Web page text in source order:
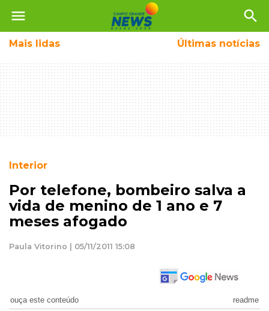
menu search
Mais lidas Últimas notícias
Interior
Por telefone, bombeiro salva a
vida de menino de 1 ano e 7
meses afogado
Paula Vitorino | 05/11/2011 15:08
ouça este conteúdo readme